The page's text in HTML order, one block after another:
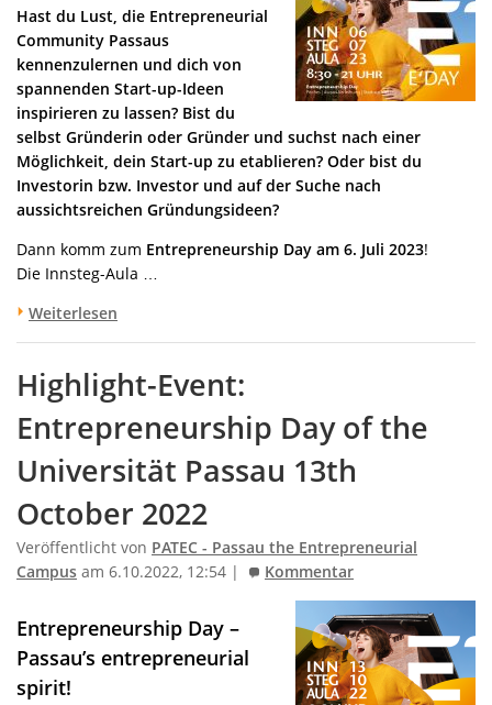
Hast du Lust, die Entrepreneurial
Community Passaus
kennenzulernen und dich von
spannenden Start-up-Ideen
inspirieren zu lassen? Bist du
selbst Gründerin oder Gründer und suchst nach einer
Möglichkeit, dein Start-up zu etablieren? Oder bist du
Investorin bzw. Investor und auf der Suche nach
aussichtsreichen Gründungsideen?
Dann komm zum Entrepreneurship Day am 6. Juli 2023!
Die Innsteg-Aula …
Weiterlesen
Highlight-Event:
Entrepreneurship Day of the
Universität Passau 13th
October 2022
Veröffentlicht von PATEC - Passau the Entrepreneurial
Campus am 6.10.2022, 12:54 | Kommentar
Entrepreneurship Day –
Passau’s entrepreneurial
spirit!